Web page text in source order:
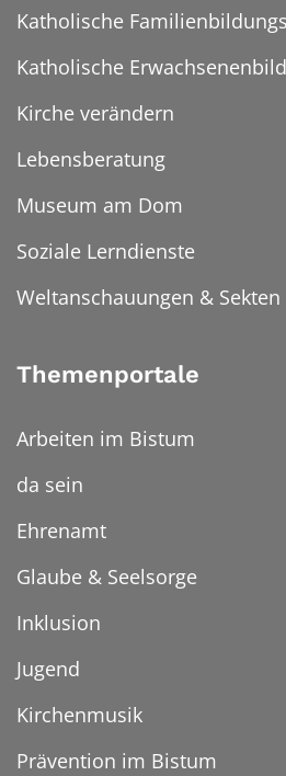
Katholische
Katholische
Kirche verändern
Lebensberatung
Museum am Dom
Soziale Lerndienste
Weltanschauungen & Sekten
Themenportale
Arbeiten im Bistum
da sein
Ehrenamt
Glaube & Seelsorge
Inklusion
Jugend
Kirchenmusik
Prävention im Bistum